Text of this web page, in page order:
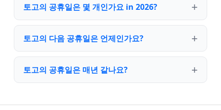
토고의 공휴일은 몇 개인가요 in 2026?
토고의 다음 공휴일은 언제인가요?
토고의 공휴일은 매년 같나요?